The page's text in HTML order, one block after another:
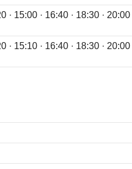
· 15:00 · 16:40 · 18:30 · 20:00
· 15:10 · 16:40 · 18:30 · 20:00